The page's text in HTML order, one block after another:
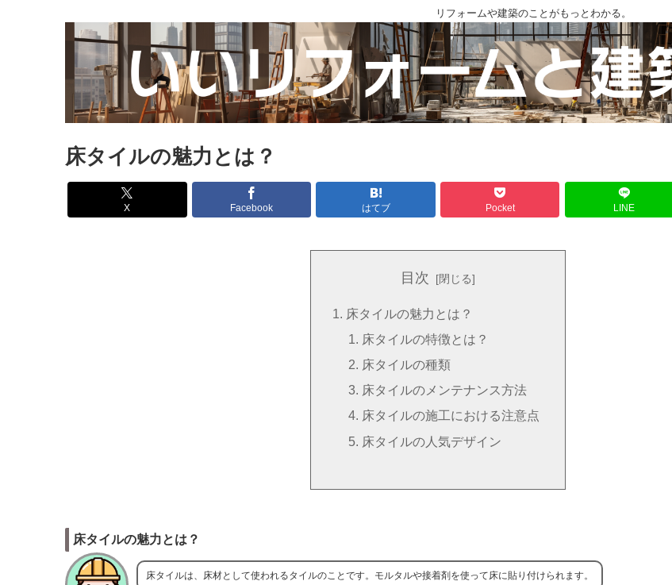
リフォームや建築のことがもっとわかる。
床タイルの魅力とは？
X Facebook はてブ Pocket LINE
目次
床タイルの魅力とは？
床タイルの特徴とは？
床タイルの種類
床タイルのメンテナンス方法
床タイルの施工における注意点
床タイルの人気デザイン
床タイルの魅力とは？
床タイルは、床材として使われるタイルのことです。モルタルや接着剤を使って床に貼り付けられます。